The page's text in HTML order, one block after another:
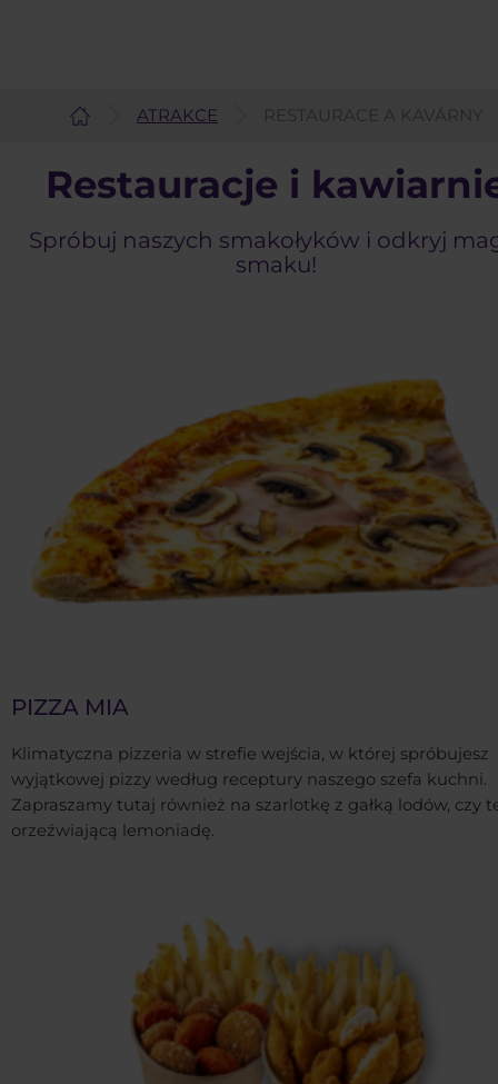
ATRAKCE RESTAURACE A KAVÁRNY
Restauracje i
Spróbuj naszych smakołyków i odkryj
smaku!
PIZZA MIA
Klimatyczna pizzeria w strefie wejścia, w której spróbujesz
wyjątkowej pizzy według receptury naszego szefa kuchni.
Zapraszamy tutaj również na szarlotkę z gałką lodów, czy
orzeźwiającą lemoniadę.